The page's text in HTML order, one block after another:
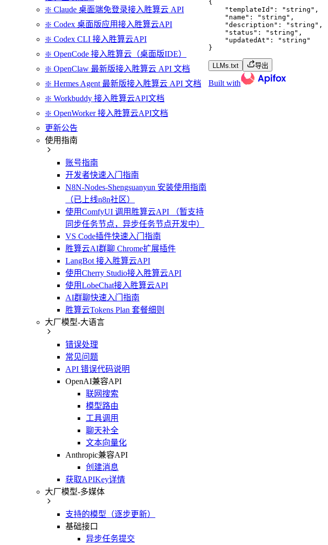
❇️ Claude 桌面端免登录接入胜算云 API
❇️ Codex 桌面版应用接入胜算云API
❇️ Codex CLI 接入胜算云API
❇️ OpenCode 接入胜算云（桌面版IDE）
❇️ OpenClaw 最新版接入胜算云 API 文档
❇️ Hermes Agent 最新版接入胜算云 API 文档
❇️ Workbuddy 接入胜算云API文档
❇️ OpenWorker 接入胜算云API文档
更新公告
使用指南
账号指南
开发者快速入门指南
N8N-Nodes-Shengsuanyun 安装使用指南
（已上线n8n社区）
使用ComfyUI 调用胜算云API （暂支持
同步任务节点，异步任务节点开发中）
VS Code插件快速入门指南
胜算云AI群聊 Chrome扩展插件
LangBot 接入胜算云API
使用Cherry Studio接入胜算云API
使用LobeChat接入胜算云API
AI群聊快速入门指南
胜算云Tokens Plan 套餐细则
大厂模型-大语言
错误处理
常见问题
API 错误代码说明
OpenAI兼容API
联网搜索
模型路由
工具调用
聊天补全
文本向量化
Anthropic兼容API
创建消息
获取APIKey详情
大厂模型-多媒体
支持的模型（逐步更新）
基础接口
异步任务提交
{
"templateId" : "string" ,
"name" : "string" ,
"description" : "string" ,
"status" : "string" ,
"updatedAt" :
"string"
}
LLMs.txt 导出
Built with